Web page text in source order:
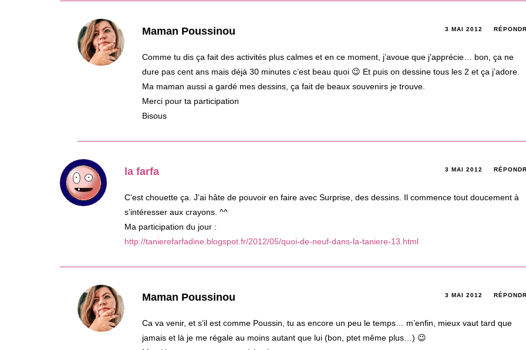
Maman Poussinou 3 MAI 2012
Comme tu dis ça fait des activités plus calmes et en ce moment, j’avoue que j’apprécie… bon, ça ne
dure pas cent ans mais déjà 30 minutes c’est beau quoi 😉 Et puis on dessine tous les 2 et ça j’adore.
Ma maman aussi a gardé mes dessins, ça fait de beaux souvenirs je trouve.
Merci pour ta participation
Bisous
la farfa 3 MAI 2012
C’est chouette ça. J’ai hâte de pouvoir en faire avec Surprise, des dessins. Il commence tout doucement à
s’intéresser aux crayons. ^^
Ma participation du jour :
http://tanierefarfadine.blogspot.fr/2012/05/quoi-de-neuf-dans-la-taniere-13.html
Maman Poussinou 3 MAI 2012
Ca va venir, et s’il est comme Poussin, tu as encore un peu le temps… m’enfin, mieux vaut tard que
jamais et là je me régale au moins autant que lui (bon, ptet même plus…) 😉